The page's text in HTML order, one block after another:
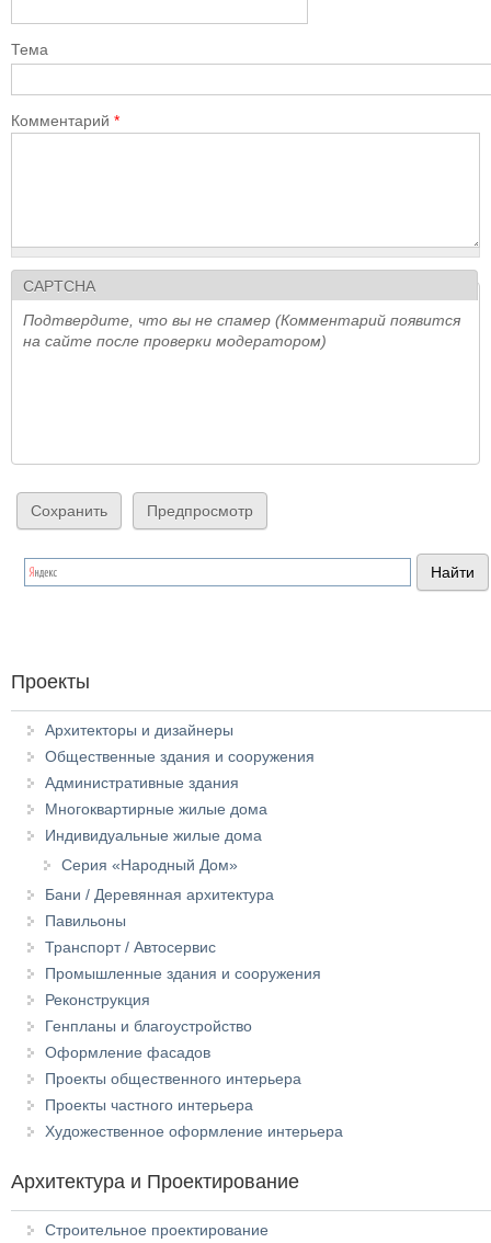
Тема
Комментарий *
CAPTCHA
Подтвердите, что вы не спамер (Комментарий появится
на сайте после проверки модератором)
Проекты
Архитекторы и дизайнеры
Общественные здания и сооружения
Административные здания
Многоквартирные жилые дома
Индивидуальные жилые дома
Серия «Народный Дом»
Бани / Деревянная архитектура
Павильоны
Транспорт / Автосервис
Промышленные здания и сооружения
Реконструкция
Генпланы и благоустройство
Оформление фасадов
Проекты общественного интерьера
Проекты частного интерьера
Художественное оформление интерьера
Архитектура и Проектирование
Строительное проектирование